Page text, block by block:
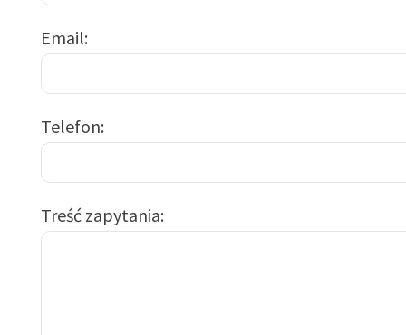
Email
Telefon
Treść zapytania